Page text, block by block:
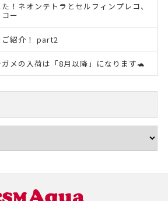
！ネオンテトラとセルフィンプレコ、
ー
ご紹介！ part2
ガメの入荷は「8月以降」になります🐢